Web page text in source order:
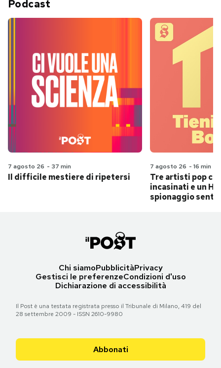
Podcast
7 agosto 26 - 37 min
Il difficile mestiere di ripetersi
7 agosto 26 - 16 min
Tre artisti pop
incasinati e un
spionaggio
Chi siamoPubblicitàPrivacy
Gestisci le preferenzeCondizioni d'uso
Dichiarazione di accessibilità
Il Post è una testata registrata presso il Tribunale di Milano, 419 del
28 settembre 2009 - ISSN 2610-9980
Abbonati